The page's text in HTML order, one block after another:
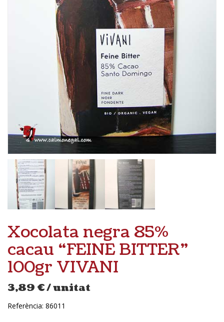
Xocolata negra 85%
cacau “FEINE BITTER”
100gr VIVANI
3,89 €/ unitat
Referència: 86011